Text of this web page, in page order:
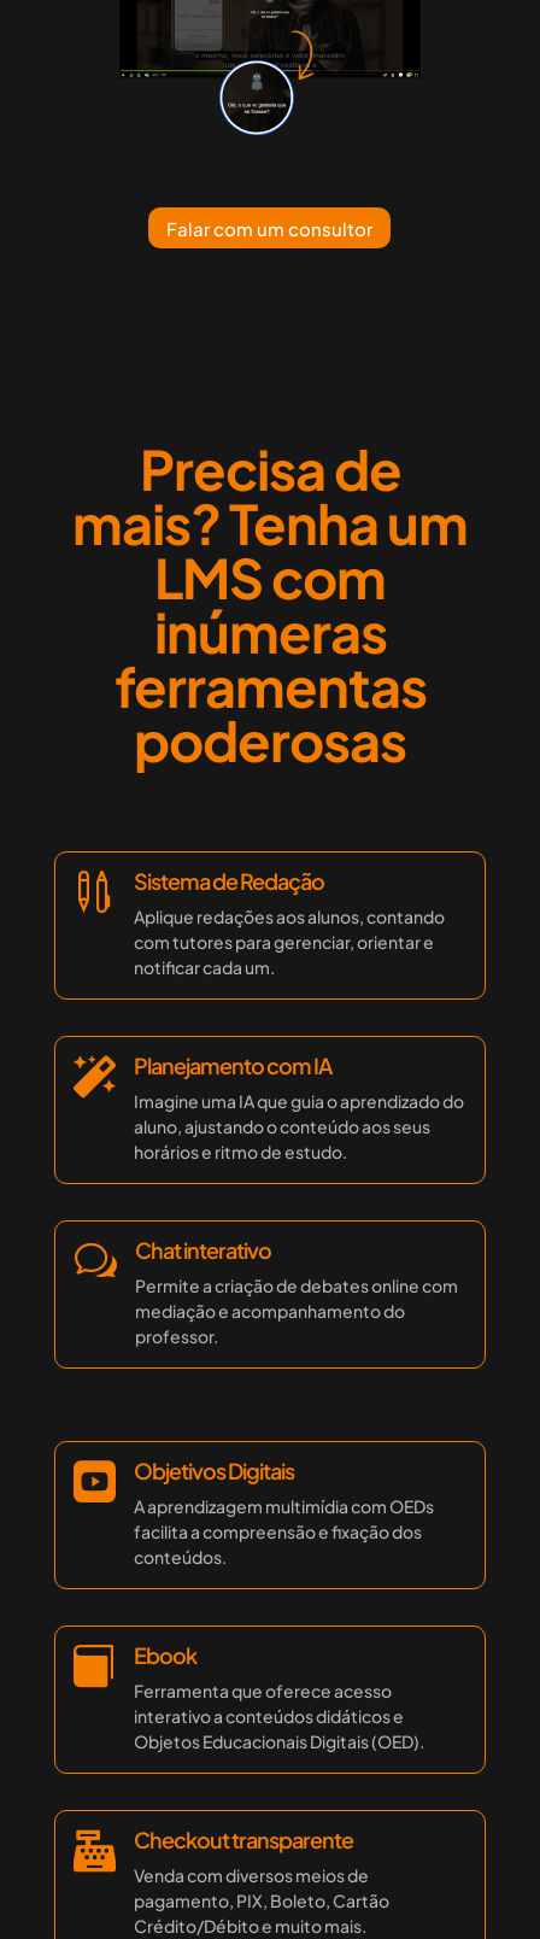
Falar com um consultor
Precisa de
mais? Tenha um
LMS com
inúmeras
ferramentas
poderosas
 Sistema de Redação
Aplique redações aos alunos, contando
com tutores para gerenciar, orientar e
notificar cada um.
 Planejamento com IA
Imagine uma IA que guia o aprendizado do
aluno, ajustando o conteúdo aos seus
horários e ritmo de estudo.
w Chat interativo
Permite a criação de debates online com
mediação e acompanhamento do
professor.
 Objetivos Digitais
A aprendizagem multimídia com OEDs
facilita a compreensão e fixação dos
conteúdos.
 Ebook
Ferramenta que oferece acesso
interativo a conteúdos didáticos e
Objetos Educacionais Digitais (OED).
 Checkout transparente
Venda com diversos meios de
pagamento, PIX, Boleto, Cartão
Crédito/Débito e muito mais.